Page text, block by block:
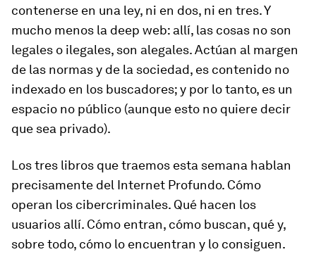
contenerse en una ley, ni en dos, ni en tres. Y
mucho menos la deep web: allí, las cosas no son
legales o ilegales, son alegales. Actúan al margen
de las normas y de la sociedad, es contenido no
indexado en los buscadores; y por lo tanto, es un
espacio no público (aunque esto no quiere decir
que sea privado).
Los tres libros que traemos esta semana hablan
precisamente del Internet Profundo. Cómo
operan los cibercriminales. Qué hacen los
usuarios allí. Cómo entran, cómo buscan, qué y,
sobre todo, cómo lo encuentran y lo consiguen.